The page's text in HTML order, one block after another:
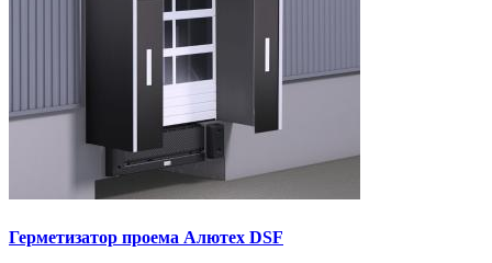
Герметизатор проема Алютех DSF